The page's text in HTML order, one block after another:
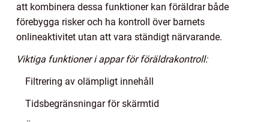
att kombinera dessa funktioner kan föräldrar både
förebygga risker och ha kontroll över barnets
onlineaktivitet utan att vara ständigt närvarande.
Viktiga funktioner i appar för föräldrakontroll:
Filtrering av olämpligt innehåll
Tidsbegränsningar för skärmtid